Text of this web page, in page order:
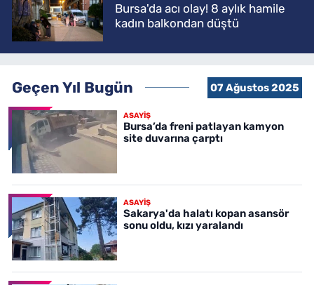
Bursa'da acı olay! 8 aylık hamile
kadın balkondan düştü
Geçen Yıl Bugün 07 Ağustos 2025
ASAYİŞ
Bursa’da freni patlayan kamyon
site duvarına çarptı
ASAYİŞ
Sakarya'da halatı kopan asansör
sonu oldu, kızı yaralandı